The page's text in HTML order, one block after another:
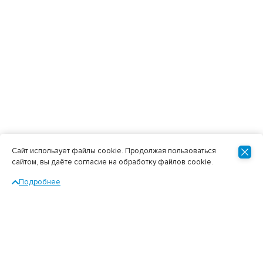
Сайт использует файлы cookie. Продолжая пользоваться
сайтом, вы даёте согласие на обработку файлов cookie.
Подробнее